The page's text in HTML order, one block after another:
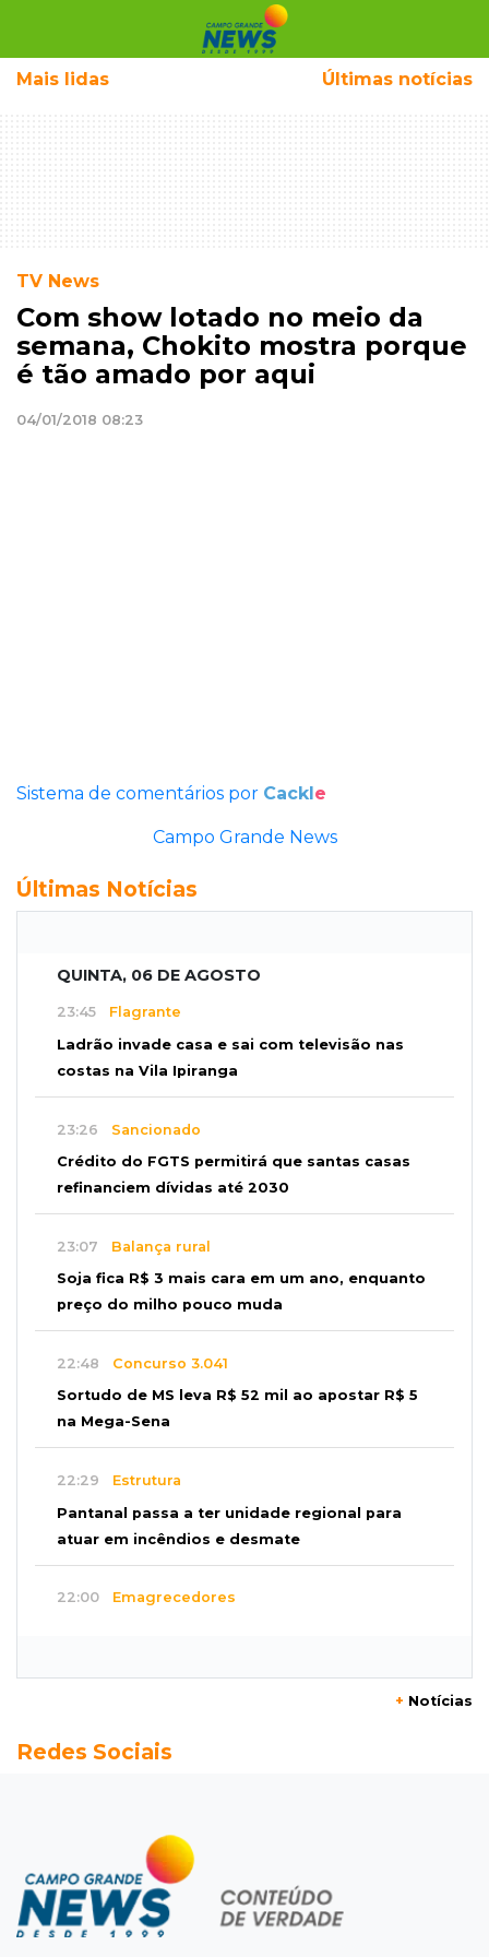
Mais lidas Últimas notícias
TV News
Com show lotado no meio da
semana, Chokito mostra porque
é tão amado por aqui
04/01/2018 08:23
Sistema de comentários por Cackle
Campo Grande News
Últimas Notícias
QUINTA, 06 DE AGOSTO
23:45 Flagrante
Ladrão invade casa e sai com televisão nas
costas na Vila Ipiranga
23:26 Sancionado
Crédito do FGTS permitirá que santas casas
refinanciem dívidas até 2030
23:07 Balança rural
Soja fica R$ 3 mais cara em um ano, enquanto
preço do milho pouco muda
22:48 Concurso 3.041
Sortudo de MS leva R$ 52 mil ao apostar R$ 5
na Mega-Sena
22:29 Estrutura
Pantanal passa a ter unidade regional para
atuar em incêndios e desmate
22:00 Emagrecedores
Granizo danifica telhados e plantações
Agregado
Inter perde para o Corinthians mas avança às
quartas da Copa do Brasil
+ Notícias
Redes Sociais